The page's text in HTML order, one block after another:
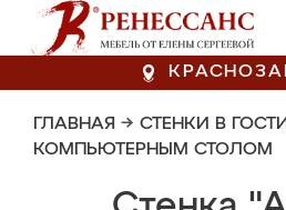
ГЛАВНАЯ → СТЕНКИ В
КОМПЬЮТЕРНЫМ СТОЛОМ